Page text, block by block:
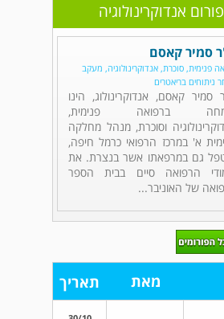
אנדוקרינולוגיה
סמיר קאסם
פנימית, סוכרת, אנדוקרינולוגיה, מעקב
ניתוחים בריאטרים
סמיר קאסם, אנדוקרינולוג, הינו
ברפואה פנימית,
וסוכרת, מנהל מחלקה
א' במרכז הרפואי כרמל חיפה,
גם במרפאתו אשר בנצרת. את
הרפואה סיים בבית הספר
של האוניבר...
מאת תאריך